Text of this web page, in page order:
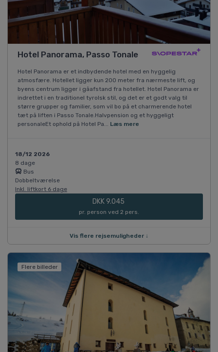
Hotel Panorama, Passo Tonale
Hotel Panorama er et indbydende hotel med en hyggelig
atmosfære. Hotellet ligger kun 200 meter fra nærmeste lift, og
byens centrum ligger i gåafstand fra hotellet. Hotel Panorama er
indrettet i en traditionel tyrolsk stil, og det er et godt valg til
større grupper og familier, som vil bo på et charmerende hotel
tæt på liften i Passo Tonale.Halvpension og et hyggeligt
personaleEt ophold på Hotel Pa... Læs mere
18/12 2026
8 dage
Bus
Dobbeltværelse
Inkl. liftkort 6 dage
DKK 9.045
pr. person ved 2 pers.
Vis flere rejsemuligheder ↓
Flere billeder